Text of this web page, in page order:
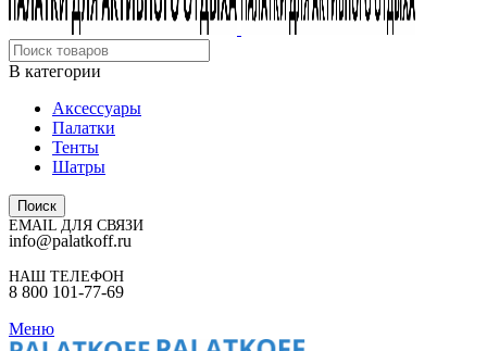
В категории
Аксессуары
Палатки
Тенты
Шатры
Поиск
EMAIL ДЛЯ СВЯЗИ
info@palatkoff.ru
НАШ ТЕЛЕФОН
8 800 101-77-69
Меню